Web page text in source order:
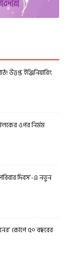
উত্তপ্ত ইঞ্জিনিয়ারিং
ওপর নির্মম
দিবস’-এ নতুন
কোপে ৫০ বছরের